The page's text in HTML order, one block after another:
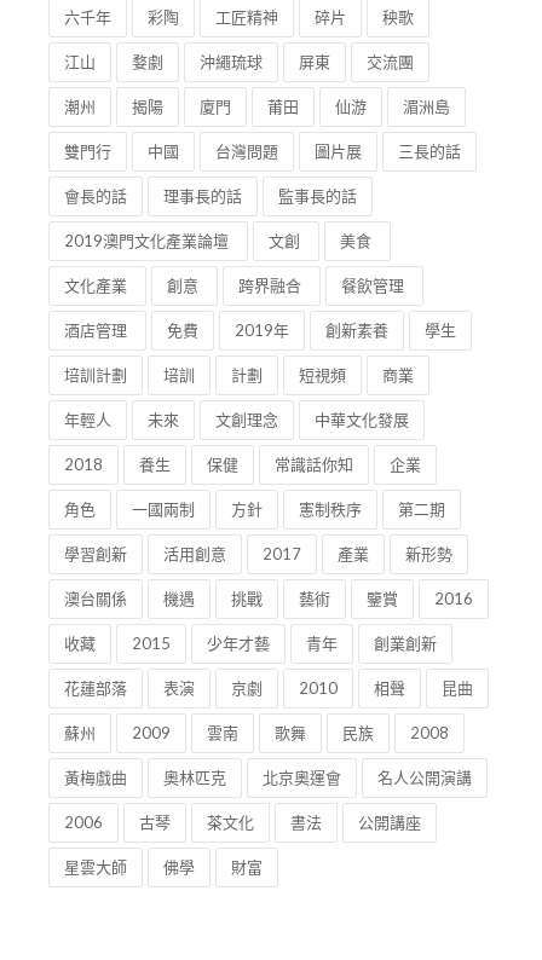
六千年 彩陶 工匠精神 碎片 秧歌
江山 婺劇 沖繩琉球 屏東 交流團
潮州 揭陽 廈門 莆田 仙游 湄洲島
雙門行 中國 台灣問題 圖片展 三長的話
會長的話 理事長的話 監事長的話
2019澳門文化產業論壇 文創 美食
文化產業 創意 跨界融合 餐飲管理
酒店管理 免費 2019年 創新素養 學生
培訓計劃 培訓 計劃 短視頻 商業
年輕人 未來 文創理念 中華文化發展
2018 養生 保健 常識話你知 企業
角色 一國兩制 方針 憲制秩序 第二期
學習創新 活用創意 2017 產業 新形勢
澳台關係 機遇 挑戰 藝術 鑒賞 2016
收藏 2015 少年才藝 青年 創業創新
花蓮部落 表演 京劇 2010 相聲 昆曲
蘇州 2009 雲南 歌舞 民族 2008
黃梅戲曲 奧林匹克 北京奧運會 名人公開演講
2006 古琴 茶文化 書法 公開講座
星雲大師 佛學 財富